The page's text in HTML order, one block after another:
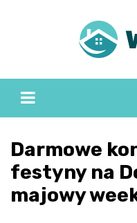
Darmowe
festyny na
majowy